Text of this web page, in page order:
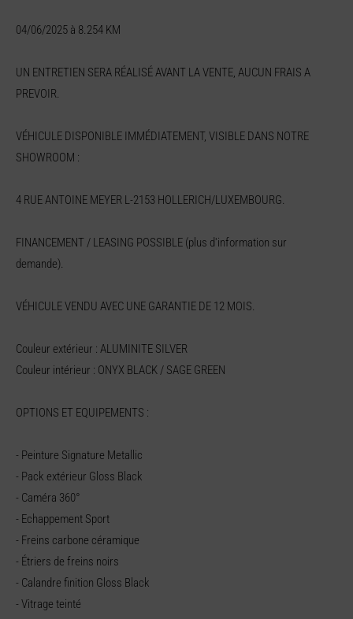
04/06/2025 à 8.254 KM
UN ENTRETIEN SERA RÉALISÉ AVANT LA VENTE, AUCUN FRAIS A
PREVOIR.
VÉHICULE DISPONIBLE IMMÉDIATEMENT, VISIBLE DANS NOTRE
SHOWROOM :
4 RUE ANTOINE MEYER L-2153 HOLLERICH/LUXEMBOURG.
FINANCEMENT / LEASING POSSIBLE (plus d'information sur
demande).
VÉHICULE VENDU AVEC UNE GARANTIE DE 12 MOIS.
Couleur extérieur : ALUMINITE SILVER
Couleur intérieur : ONYX BLACK / SAGE GREEN
OPTIONS ET EQUIPEMENTS :
- Peinture Signature Metallic
- Pack extérieur Gloss Black
- Caméra 360°
- Echappement Sport
- Freins carbone céramique
- Étriers de freins noirs
- Calandre finition Gloss Black
- Vitrage teinté